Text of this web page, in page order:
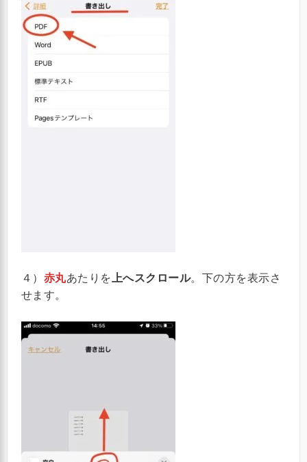
４） 赤丸あたりを 上へスクロール。下の方を表示さ
せます。